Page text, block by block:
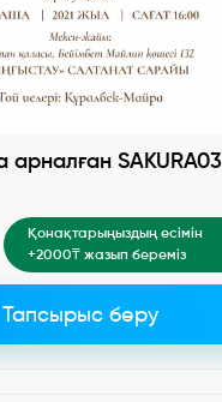
арналған SAKURA03
Қонақтарыңыздың есімін
+2000₸ жазып береміз
Тапсырыс беру